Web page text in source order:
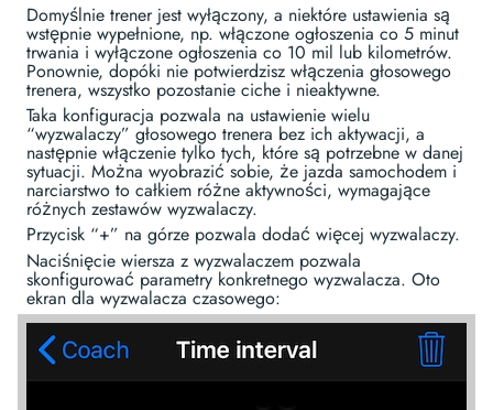
Domyślnie trener jest wyłączony, a niektóre ustawienia są
wstępnie wypełnione, np. włączone ogłoszenia co 5 minut
trwania i wyłączone ogłoszenia co 10 mil lub kilometrów.
Ponownie, dopóki nie potwierdzisz włączenia głosowego
trenera, wszystko pozostanie ciche i nieaktywne.
Taka konfiguracja pozwala na ustawienie wielu
“wyzwalaczy” głosowego trenera bez ich aktywacji, a
następnie włączenie tylko tych, które są potrzebne w danej
sytuacji. Można wyobrazić sobie, że jazda samochodem i
narciarstwo to całkiem różne aktywności, wymagające
różnych zestawów wyzwalaczy.
Przycisk “+” na górze pozwala dodać więcej wyzwalaczy.
Naciśnięcie wiersza z wyzwalaczem pozwala
skonfigurować parametry konkretnego wyzwalacza. Oto
ekran dla wyzwalacza czasowego: